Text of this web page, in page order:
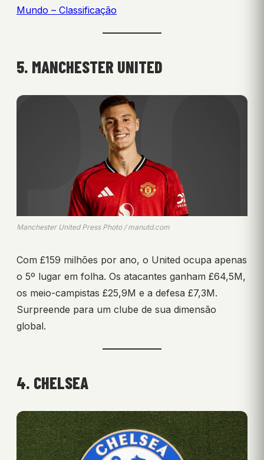
Mundo – Classificação
5. MANCHESTER UNITED
Manchester United Press Photo / manutd.com
Com £159 milhões por ano, o United ocupa apenas
o 5º lugar em folha. Os atacantes ganham £64,5M,
os meio-campistas £25,9M e a defesa £7,3M.
Surpreende para um clube de sua dimensão
global.
4. CHELSEA